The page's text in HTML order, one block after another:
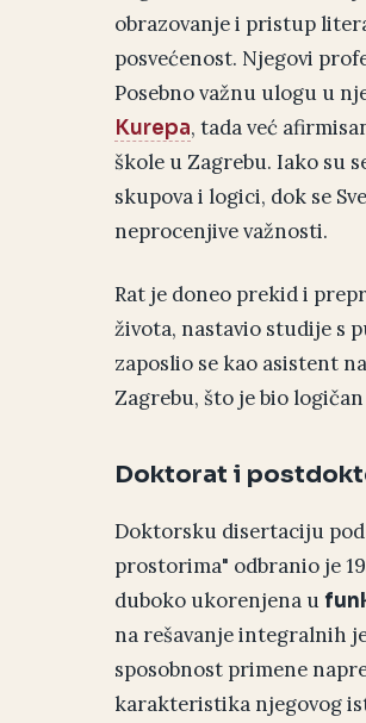
obrazovanje i pristup
posvećenost. Njegovi
Posebno važnu ulogu u
Kurepa, tada već
škole u Zagrebu. Iako su
skupova i logici, dok se
neprocenjive važnosti.
Rat je doneo prekid i
života, nastavio studije s
zaposlio se kao asistent
Zagrebu, što je bio
Doktorat i
Doktorsku disertaciju
prostorima" odbranio je
duboko ukorenjena u
na rešavanje integralnih
sposobnost primene
karakteristika njegovog